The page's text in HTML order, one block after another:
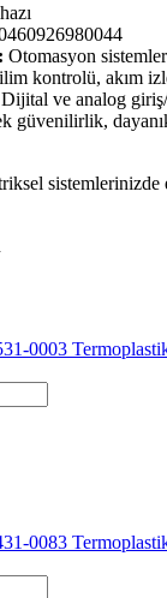
Otomasyon
kontrolü, akım
Dijital ve analog giriş/
güvenilirlik,
0003
0083